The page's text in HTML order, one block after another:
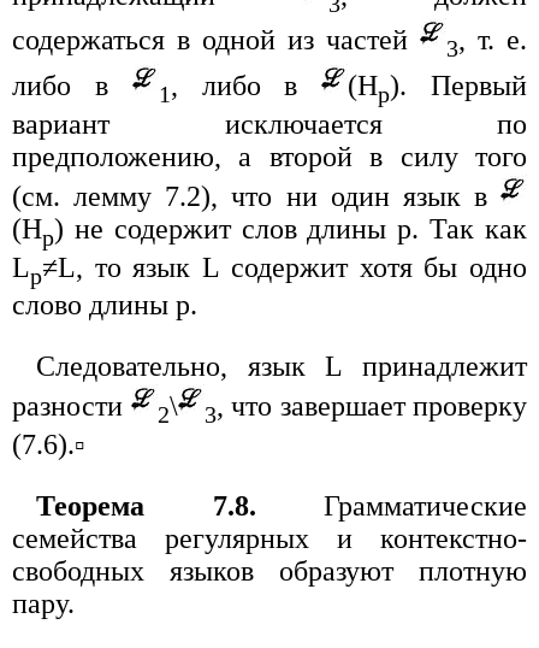
содержаться в одной из частей
3, т. е.
либо в
1, либо в (Hp). Первый
вариант исключается по
предположению, а второй в силу того
(см. лемму 7.2), что ни один язык в
(Hp) не содержит слов длины p. Так как
Lp≠L, то язык L содержит хотя бы одно
слово длины p.
Следовательно, язык L принадлежит
разности
2\ 3, что завершает проверку
(7.6).▫
Теорема 7.8. Грамматические
семейства регулярных и контекстно-
свободных языков образуют плотную
пару.